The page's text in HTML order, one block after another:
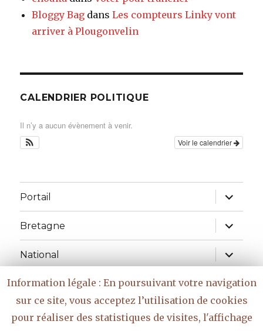
Bloggy Bag dansLes compteurs Linky vont
arriver à Plougonvelin
CALENDRIER POLITIQUE
Il n’y a aucun évènement à venir.
Voir le calendrier
Portail
ouvrir
le
sous-
menu
Bretagne
ouvrir
le
sous-
menu
National
ouvrir
le
menu
Réflexions
Vidéo
le
Information légale : En poursuivant votre navigation
sur ce site, vous acceptez l’utilisation de cookies
pour réaliser des statistiques de visites, l'affichage